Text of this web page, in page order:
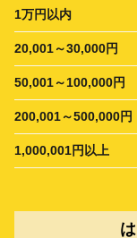
1万円以内
20,001～30,000円
50,001～100,000円
200,001～500,000円
1,000,001円以上